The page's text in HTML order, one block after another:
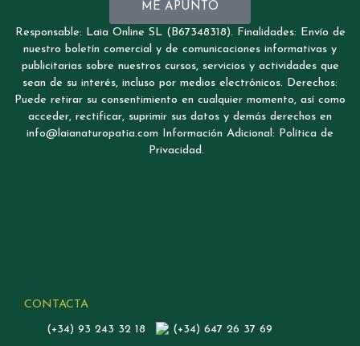
ME APUNTO
Responsable: Laia Online SL (B67348318). Finalidades: Envío de
nuestro boletín comercial y de comunicaciones informativas y
publicitarias sobre nuestros cursos, servicios y actividades que
sean de su interés, incluso por medios electrónicos. Derechos:
Puede retirar su consentimiento en cualquier momento, así como
acceder, rectificar, suprimir sus datos y demás derechos en
info@laianaturopatia.com Información Adicional: Política de
Privacidad.
CONTACTA
(+34) 93 243 32 18 (+34) 647 26 37 69